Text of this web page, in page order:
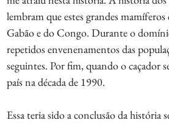
lembram que estes grandes
Gabão e do Congo. Durante o
repetidos envenenamentos das
seguintes. Por fim, quando o caçador
país na década de 1990.
Essa teria sido a conclusão da